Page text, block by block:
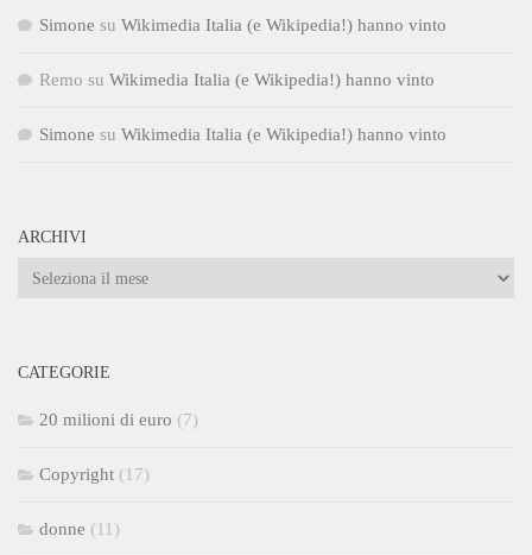
Simone su Wikimedia Italia (e Wikipedia!) hanno vinto
Remo su Wikimedia Italia (e Wikipedia!) hanno vinto
Simone su Wikimedia Italia (e Wikipedia!) hanno vinto
ARCHIVI
Archivi
CATEGORIE
20 milioni di euro (7)
Copyright (17)
donne (11)